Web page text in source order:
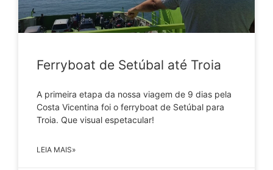
Ferryboat de Setúbal até Troia
A primeira etapa da nossa viagem de 9 dias pela
Costa Vicentina foi o ferryboat de Setúbal para
Troia. Que visual espetacular!
LEIA MAIS»